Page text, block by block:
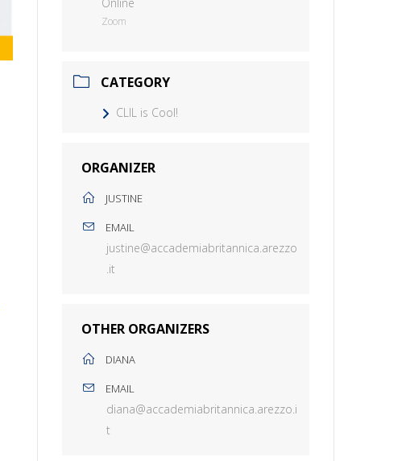
Zoom
CATEGORY
CLIL is Cool!
ORGANIZER
JUSTINE
EMAIL
justine@accademiabritannica.arezzo
.it
OTHER ORGANIZERS
DIANA
EMAIL
diana@accademiabritannica.arezzo.i
t